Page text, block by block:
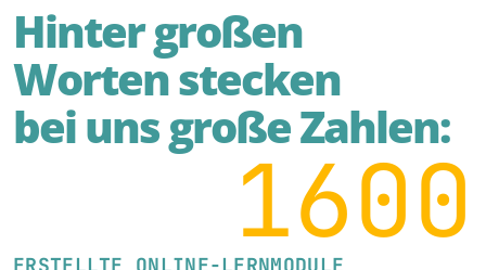
Hinter großen
Worten stecken
bei uns große Zahlen:
1600